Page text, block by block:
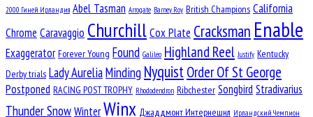
2000 Гиней Ирландия Abel Tasman Arrogate Barney Roy British Champions California
Chrome Caravaggio ChurchillCox Plate Cracksman Enable
Exaggerator Forever Young Found Galileo Highland Reel Justify Kentucky
Derby trials Lady AureliaMinding NyquistOrder Of St George
Postponed RACING POST TROPHY Rhododendron Ribchester Songbird Stradivarius
Thunder SnowWinterWinx Джаддмонт Интернешнл Ирландский Чемпион